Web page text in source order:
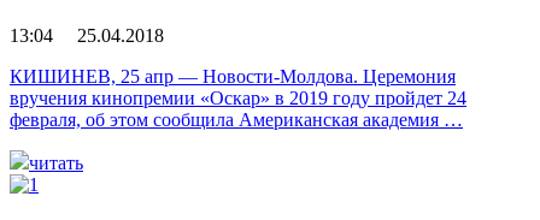
13:04 25.04.2018
КИШИНЕВ, 25 апр — Новости-Молдова. Церемония
вручения кинопремии «Оскар» в 2019 году пройдет 24
февраля, об этом сообщила Американская академия …
читать